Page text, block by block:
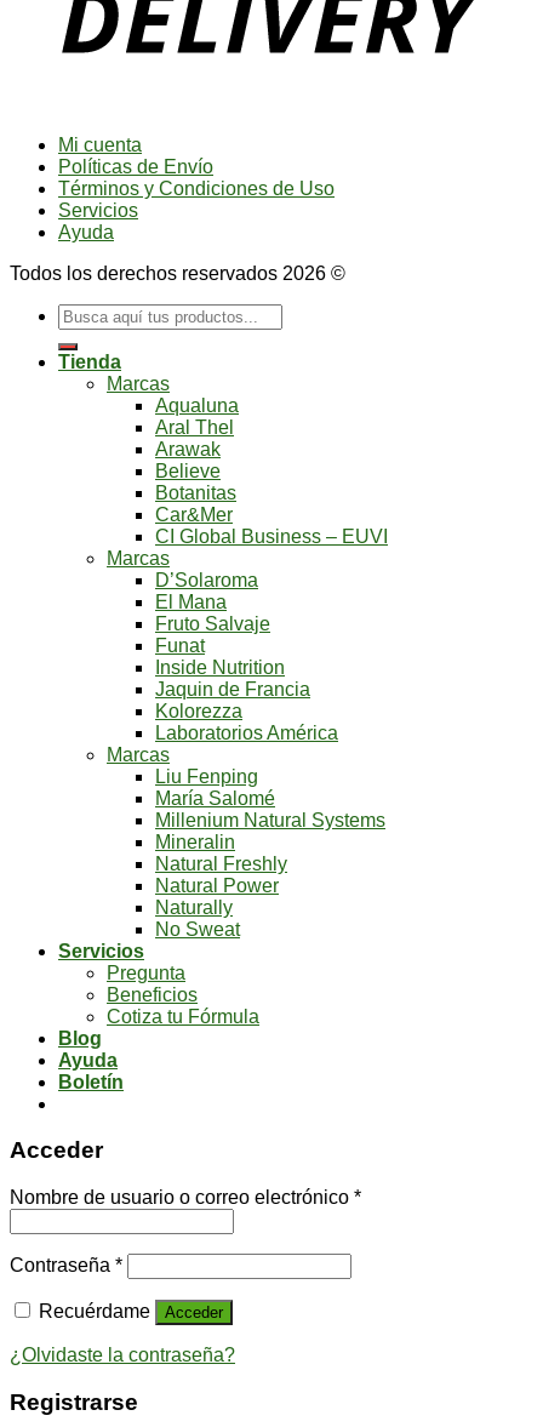
Mi cuenta
Políticas de Envío
Términos y Condiciones de Uso
Servicios
Ayuda
Todos los derechos reservados 2026 ©
Buscar
por:
Tienda
Marcas
Aqualuna
Aral Thel
Arawak
Believe
Botanitas
Car&Mer
CI Global Business – EUVI
Marcas
D’Solaroma
El Mana
Fruto Salvaje
Funat
Inside Nutrition
Jaquin de Francia
Kolorezza
Laboratorios América
Marcas
Liu Fenping
María Salomé
Millenium Natural Systems
Mineralin
Natural Freshly
Natural Power
Naturally
No Sweat
Servicios
Pregunta
Beneficios
Cotiza tu Fórmula
Blog
Ayuda
Boletín
Acceder
Nombre de usuario o correo electrónico *
Contraseña *
Recuérdame Acceder
¿Olvidaste la contraseña?
Registrarse